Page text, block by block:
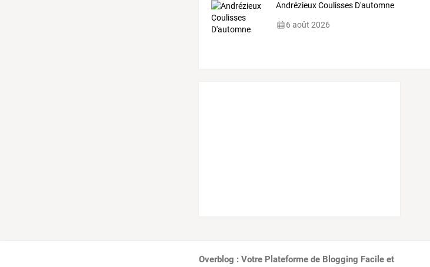
Andrézieux Coulisses D'automne
6 août 2026
Overblog : Votre Plateforme de Blogging Facile et